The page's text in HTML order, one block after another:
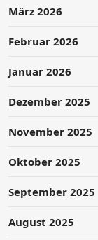
März 2026
Februar 2026
Januar 2026
Dezember 2025
November 2025
Oktober 2025
September 2025
August 2025